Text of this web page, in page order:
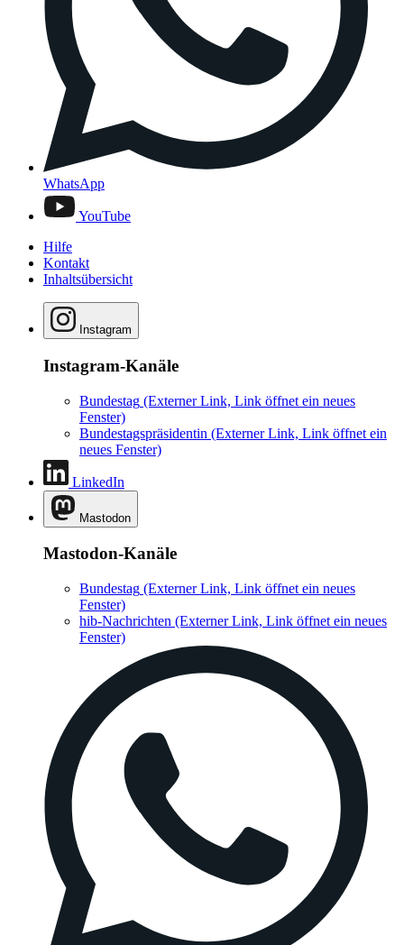
WhatsApp
YouTube
Hilfe
Kontakt
Inhaltsübersicht
Instagram
Instagram-Kanäle
Bundestag (Externer Link, Link öffnet ein neues
Fenster)
Bundestagspräsidentin (Externer Link, Link öffnet ein
neues Fenster)
LinkedIn
Mastodon
Mastodon-Kanäle
Bundestag (Externer Link, Link öffnet ein neues
Fenster)
hib-Nachrichten (Externer Link, Link öffnet ein neues
Fenster)